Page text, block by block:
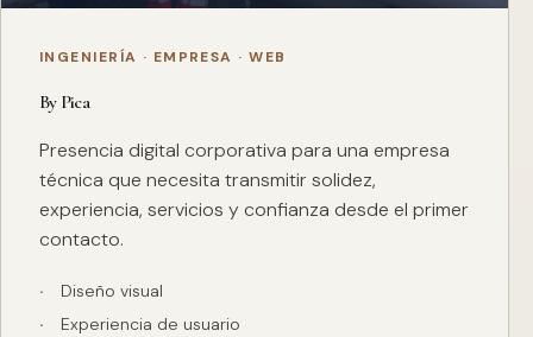
INGENIERÍA · EMPRESA · WEB
By Pica
Presencia digital corporativa para una empresa
técnica que necesita transmitir solidez,
experiencia, servicios y confianza desde el primer
contacto.
Diseño visual
Experiencia de usuario